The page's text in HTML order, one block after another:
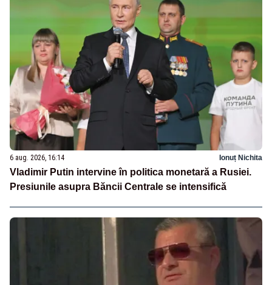
6 aug. 2026, 16:14 Ionuț Nichita
Vladimir Putin intervine în politica monetară a Rusiei.
Presiunile asupra Băncii Centrale se intensifică